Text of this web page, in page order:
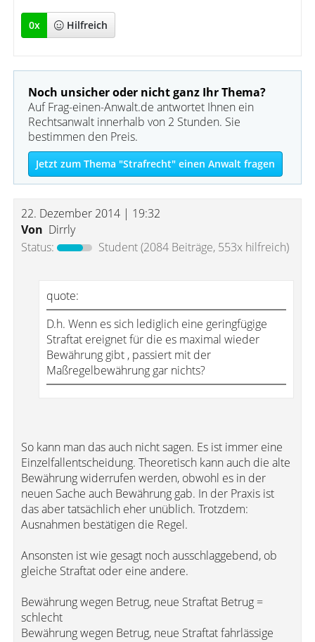
0x Hilfreich
Noch unsicher oder nicht ganz Ihr Thema?
Auf Frag-einen-Anwalt.de antwortet Ihnen ein
Rechtsanwalt innerhalb von 2 Stunden. Sie
bestimmen den Preis.
Jetzt zum Thema "Strafrecht" einen Anwalt fragen
22. Dezember 2014 | 19:32
Von Dirrly
Status:
Student(2084 Beiträge, 553x hilfreich)
quote:
D.h. Wenn es sich lediglich eine geringfügige
Straftat ereignet für die es maximal wieder
Bewährung gibt , passiert mit der
Maßregelbewährung gar nichts?
So kann man das auch nicht sagen. Es ist immer eine
Einzelfallentscheidung. Theoretisch kann auch die alte
Bewährung widerrufen werden, obwohl es in der
neuen Sache auch Bewährung gab. In der Praxis ist
das aber tatsächlich eher unüblich. Trotzdem:
Ausnahmen bestätigen die Regel.
Ansonsten ist wie gesagt noch ausschlaggebend, ob
gleiche Straftat oder eine andere.
Bewährung wegen Betrug, neue Straftat Betrug =
schlecht
Bewährung wegen Betrug, neue Straftat fahrlässige